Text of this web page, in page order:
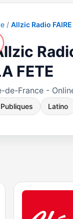
Allzic Radio FAIRE
FETE
de-France -
Publiques Latino